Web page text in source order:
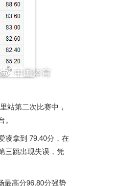
站第二次比赛中，
凌拿到 79.40分，在
三跳出现失误，凭
最高分96.80分强势